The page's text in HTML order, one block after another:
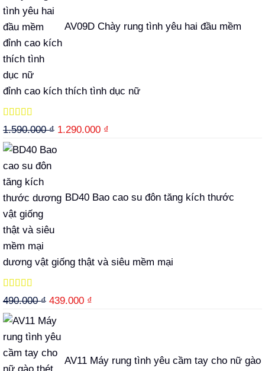
650.000 ₫.
490.000 ₫.
AV09D Chày rung tình yêu hai đầu mềm
đỉnh cao kích thích tình dục nữ
Được xếp
hạng5.005
sao
1.590.000₫ Giá
1.290.000 ₫
1.290.000 ₫.
BD40 Bao cao su đôn tăng kích thước
dương vật giống thật và siêu mềm mại
Được xếp
hạng5.00
sao
490.000₫ Giá
gốc
là:
490.000 ₫.
439.000 ₫
439.000 ₫.
AV11 Máy rung tình yêu cầm tay cho nữ gào